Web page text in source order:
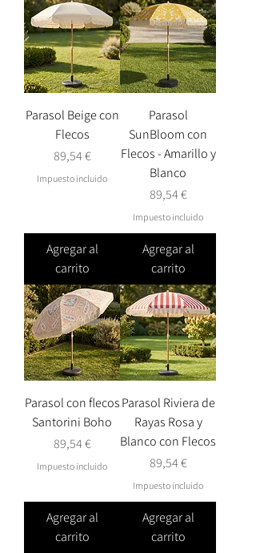
Parasol Beige con
Flecos
Precio
89,54 €
Impuesto incluido
Agregar al
carrito
Parasol
SunBloom con
Flecos - Amarillo y
Blanco
Precio
89,54 €
Impuesto incluido
Agregar al
carrito
Parasol con flecos
Santorini Boho
Precio
89,54 €
Impuesto incluido
Agregar al
carrito
Parasol Riviera de
Rayas Rosa y
Blanco con Flecos
Precio
89,54 €
Impuesto incluido
Agregar al
carrito